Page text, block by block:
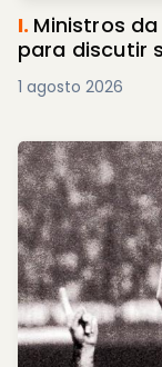
I. Ministros
para discutir
1 agosto 2026